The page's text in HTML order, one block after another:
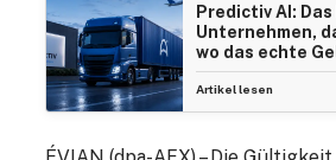
Predictiv AI: Das
Unternehmen,
wo das echte
Artikel lesen